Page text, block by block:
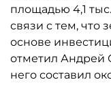
площадью 4,1
связи с тем, что
основе
отметил Андрей
него составил